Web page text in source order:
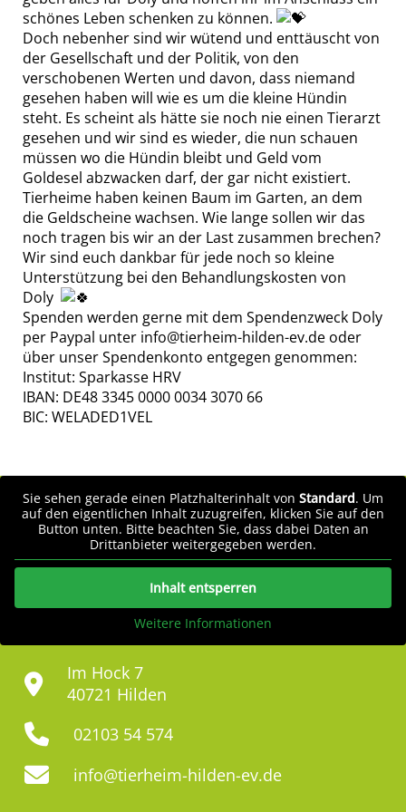
schönes Leben schenken zu können.
Doch nebenher sind wir wütend und enttäuscht von
der Gesellschaft und der Politik, von den
verschobenen Werten und davon, dass niemand
gesehen haben will wie es um die kleine Hündin
steht. Es scheint als hätte sie noch nie einen Tierarzt
gesehen und wir sind es wieder, die nun schauen
müssen wo die Hündin bleibt und Geld vom
Goldesel abzwacken darf, der gar nicht existiert.
Tierheime haben keinen Baum im Garten, an dem
die Geldscheine wachsen. Wie lange sollen wir das
noch tragen bis wir an der Last zusammen brechen?
Wir sind euch dankbar für jede noch so kleine
Unterstützung bei den Behandlungskosten von
Doly
Spenden werden gerne mit dem Spendenzweck Doly
per Paypal unter info@tierheim-hilden-ev.de oder
über unser Spendenkonto entgegen genommen:
Institut: Sparkasse HRV
IBAN: DE48 3345 0000 0034 3070 66
BIC: WELADED1VEL
Sie sehen gerade einen Platzhalterinhalt von Standard. Um
auf den eigentlichen Inhalt zuzugreifen, klicken Sie auf den
Button unten. Bitte beachten Sie, dass dabei Daten an
Drittanbieter weitergegeben werden.
Inhalt entsperren
Weitere Informationen
Im Hock 7
40721 Hilden
02103 54 574
info@tierheim-hilden-ev.de